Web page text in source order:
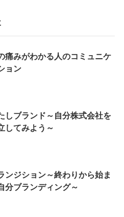
痛みがわかる人のコミュニケ
ョン
しブランド～自分株式会社を
してみよう～
ンジション～終わりから始ま
分ブランディング～